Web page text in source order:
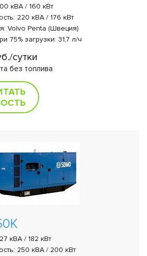
кВА / 160 кВт
220 кВА / 176 кВт
Volvo Penta (Швеция)
75% загрузки: 31,7 л/ч
сутки
без топлива
кВА / 182 кВт
250 кВА / 200 кВт